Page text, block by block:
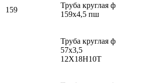
159
Труба круглая ф
159х4,5 пш
Труба круглая ф
57х3,5
12Х18Н10Т